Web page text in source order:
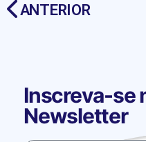
ANTERIOR
Inscreva-se
Newsletter